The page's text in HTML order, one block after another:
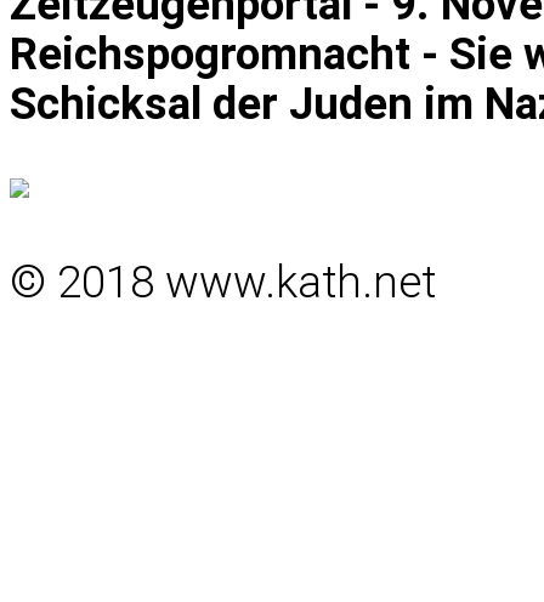
Reichspogromnacht - Sie
Schicksal der Juden im
© 2018 www.kath.net